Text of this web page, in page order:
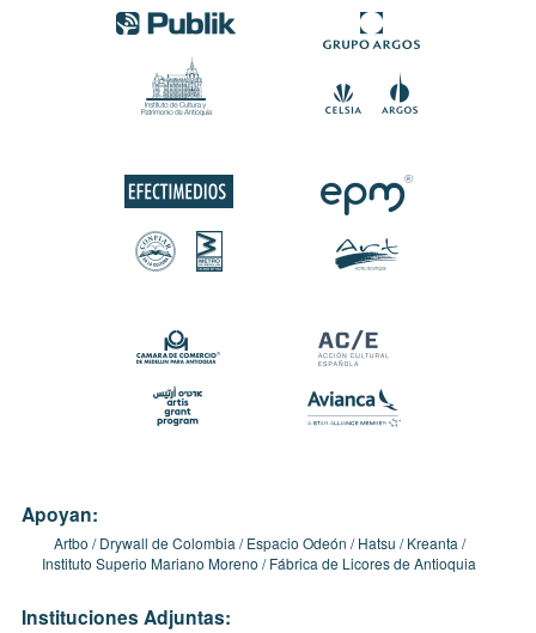
Apoyan:
Artbo Drywall de Colombia Espacio Odeón Hatsu
Kreanta
Instituto Superio Mariano Moreno
Fábrica de Licores de Antioquia
Instituciones Adjuntas: